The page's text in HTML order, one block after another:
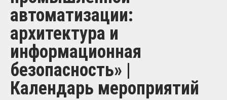
автоматизации:
архитектура и
информационная
безопасность» |
Календарь мероприятий